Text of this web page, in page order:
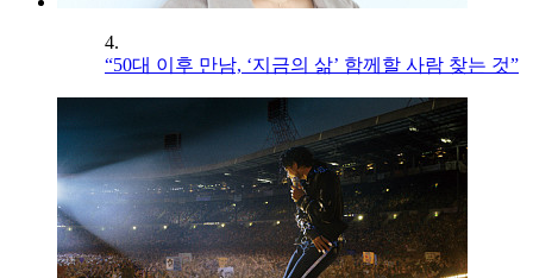
4.
“50대 이후 만남, ‘지금의 삶’ 함께할 사람 찾는 것”